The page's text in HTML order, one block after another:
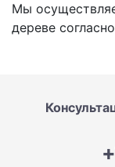
Мы
дереве